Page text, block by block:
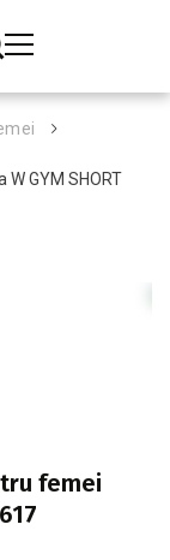
GYM SHORT
femei